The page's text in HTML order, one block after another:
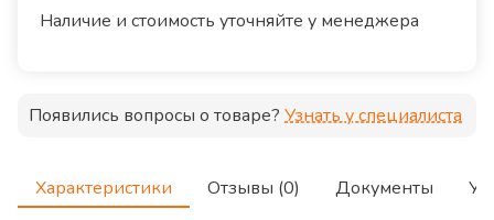
Наличие и стоимость уточняйте у менеджера
Появились вопросы о товаре? Узнать у специалиста
Характеристики Отзывы (0) Документы